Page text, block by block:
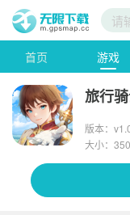
首页 游戏
旅行
版本：
大小：